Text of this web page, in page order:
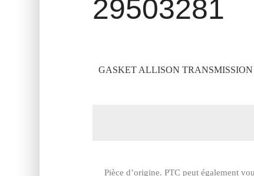
29503281
GASKET ALLISON TRANSMISSION
Pièce d’origine. PTC peut également